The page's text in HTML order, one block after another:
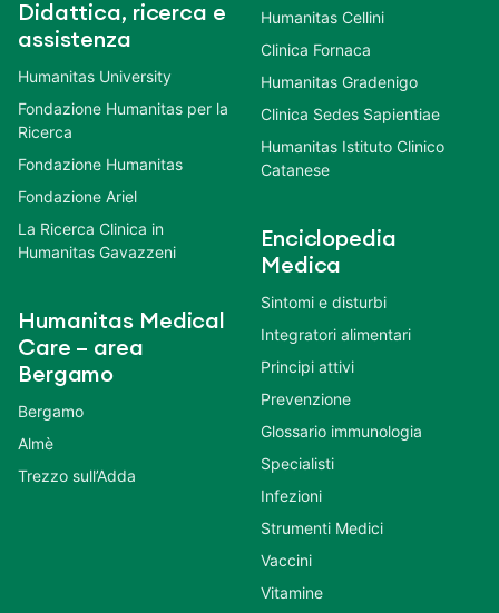
Didattica, ricerca e
assistenza
Humanitas University
Fondazione Humanitas per la
Ricerca
Fondazione Humanitas
Fondazione Ariel
La Ricerca Clinica in
Humanitas Gavazzeni
Humanitas Medical
Care – area
Bergamo
Bergamo
Almè
Trezzo sull’Adda
Humanitas Cellini
Clinica Fornaca
Humanitas Gradenigo
Clinica Sedes Sapientiae
Humanitas Istituto Clinico
Catanese
Enciclopedia
Medica
Sintomi e disturbi
Integratori alimentari
Principi attivi
Prevenzione
Glossario immunologia
Specialisti
Infezioni
Strumenti Medici
Vaccini
Vitamine